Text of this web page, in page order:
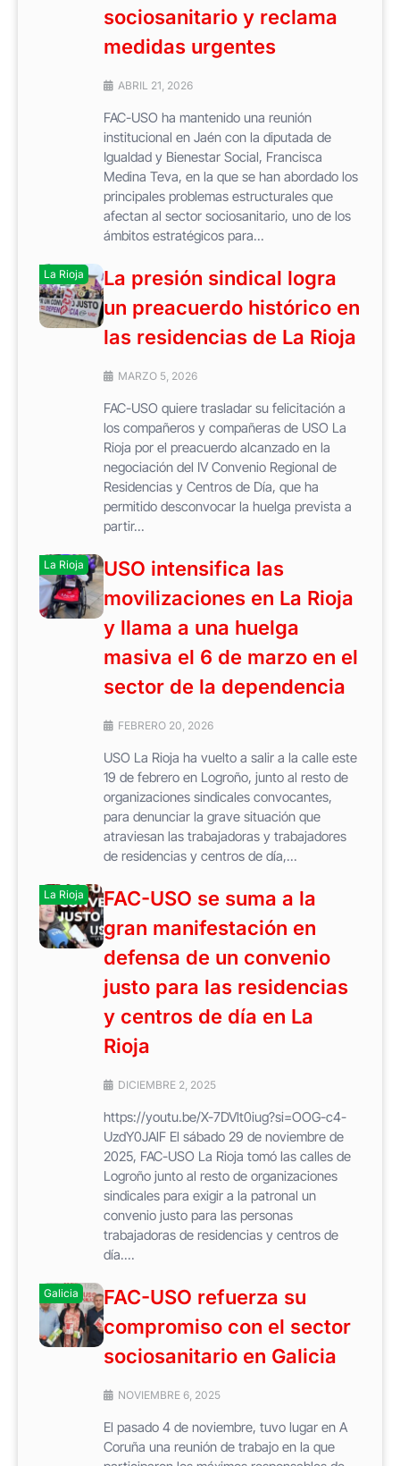
sociosanitario y reclama
medidas urgentes
ABRIL 21, 2026
FAC-USO ha mantenido una reunión
institucional en Jaén con la diputada de
Igualdad y Bienestar Social, Francisca
Medina Teva, en la que se han abordado los
principales problemas estructurales que
afectan al sector sociosanitario, uno de los
ámbitos estratégicos para...
La Rioja
La presión sindical logra
un preacuerdo histórico en
las residencias de La Rioja
MARZO 5, 2026
FAC-USO quiere trasladar su felicitación a
los compañeros y compañeras de USO La
Rioja por el preacuerdo alcanzado en la
negociación del IV Convenio Regional de
Residencias y Centros de Día, que ha
permitido desconvocar la huelga prevista a
partir...
La Rioja
USO intensifica las
movilizaciones en La Rioja
y llama a una huelga
masiva el 6 de marzo en el
sector de la dependencia
FEBRERO 20, 2026
USO La Rioja ha vuelto a salir a la calle este
19 de febrero en Logroño, junto al resto de
organizaciones sindicales convocantes,
para denunciar la grave situación que
atraviesan las trabajadoras y trabajadores
de residencias y centros de día,...
La Rioja
FAC-USO se suma a la
gran manifestación en
defensa de un convenio
justo para las residencias
y centros de día en La
Rioja
DICIEMBRE 2, 2025
https://youtu.be/X-7DVlt0iug?si=OOG-c4-
UzdY0JAlF El sábado 29 de noviembre de
2025, FAC-USO La Rioja tomó las calles de
Logroño junto al resto de organizaciones
sindicales para exigir a la patronal un
convenio justo para las personas
trabajadoras de residencias y centros de
día....
Galicia
FAC-USO refuerza su
compromiso con el sector
sociosanitario en Galicia
NOVIEMBRE 6, 2025
El pasado 4 de noviembre, tuvo lugar en A
Coruña una reunión de trabajo en la que